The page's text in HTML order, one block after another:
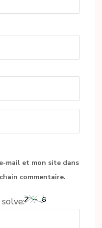
mail et mon site dans
commentaire.